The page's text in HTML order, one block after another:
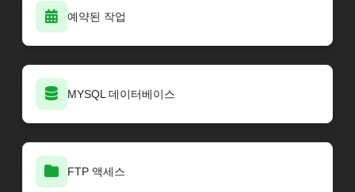
예약된 작업
MYSQL 데이터베이스
FTP 액세스